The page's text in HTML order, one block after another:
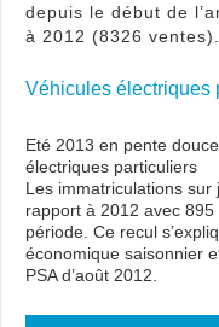
depuis le début de
à 2012 (8326 ventes).
Véhicules électriques
Eté 2013 en pente
électriques particuliers
Les immatriculations
rapport à 2012 avec
période. Ce recul
économique saisonnier
PSA d’août 2012.